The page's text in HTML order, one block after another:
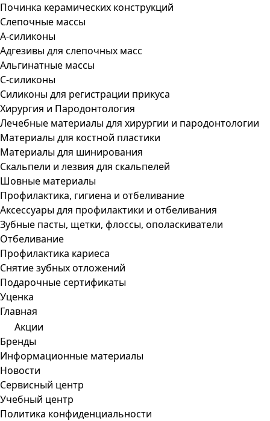
Починка керамических конструкций
Слепочные массы
А-силиконы
Адгезивы для слепочных масс
Альгинатные массы
С-силиконы
Силиконы для регистрации прикуса
Хирургия и Пародонтология
Лечебные материалы для хирургии и пародонтологии
Материалы для костной пластики
Материалы для шинирования
Скальпели и лезвия для скальпелей
Шовные материалы
Профилактика, гигиена и отбеливание
Аксессуары для профилактики и отбеливания
Зубные пасты, щетки, флоссы, ополаскиватели
Отбеливание
Профилактика кариеса
Снятие зубных отложений
Подарочные сертификаты
Уценка
Главная
Акции
Бренды
Информационные материалы
Новости
Сервисный центр
Учебный центр
Политика конфиденциальности